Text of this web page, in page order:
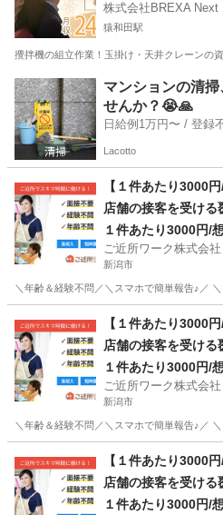
株式会社BREXA Next
猿和田駅
攪拌機の組立作業！玉掛け・天井クレーンの
新潟 五泉市 猿和田駅 その他
マンションの清
せんか？😭🙏
日給例1
Lacotto
【１件あたり3000
店舗の接客を受ける
１件あたり3000円/
ご近所ワーク株式会社
新潟市
＼年齢＆経験不問／＼スマホで簡単報告♪／
その他 1件
【１件あたり3000
店舗の接客を受ける
１件あたり3000円/
ご近所ワーク株式会社
新潟市
＼年齢＆経験不問／＼スマホで簡単報告♪／
その他
【１件あたり3000
店舗の接客を受ける
１件あたり3000円/